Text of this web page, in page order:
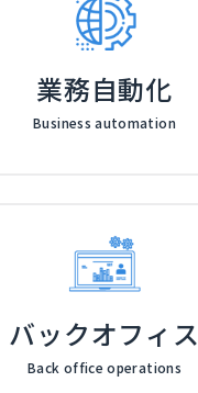
業務自動化
Business automation
バックオフィス
Back office operations